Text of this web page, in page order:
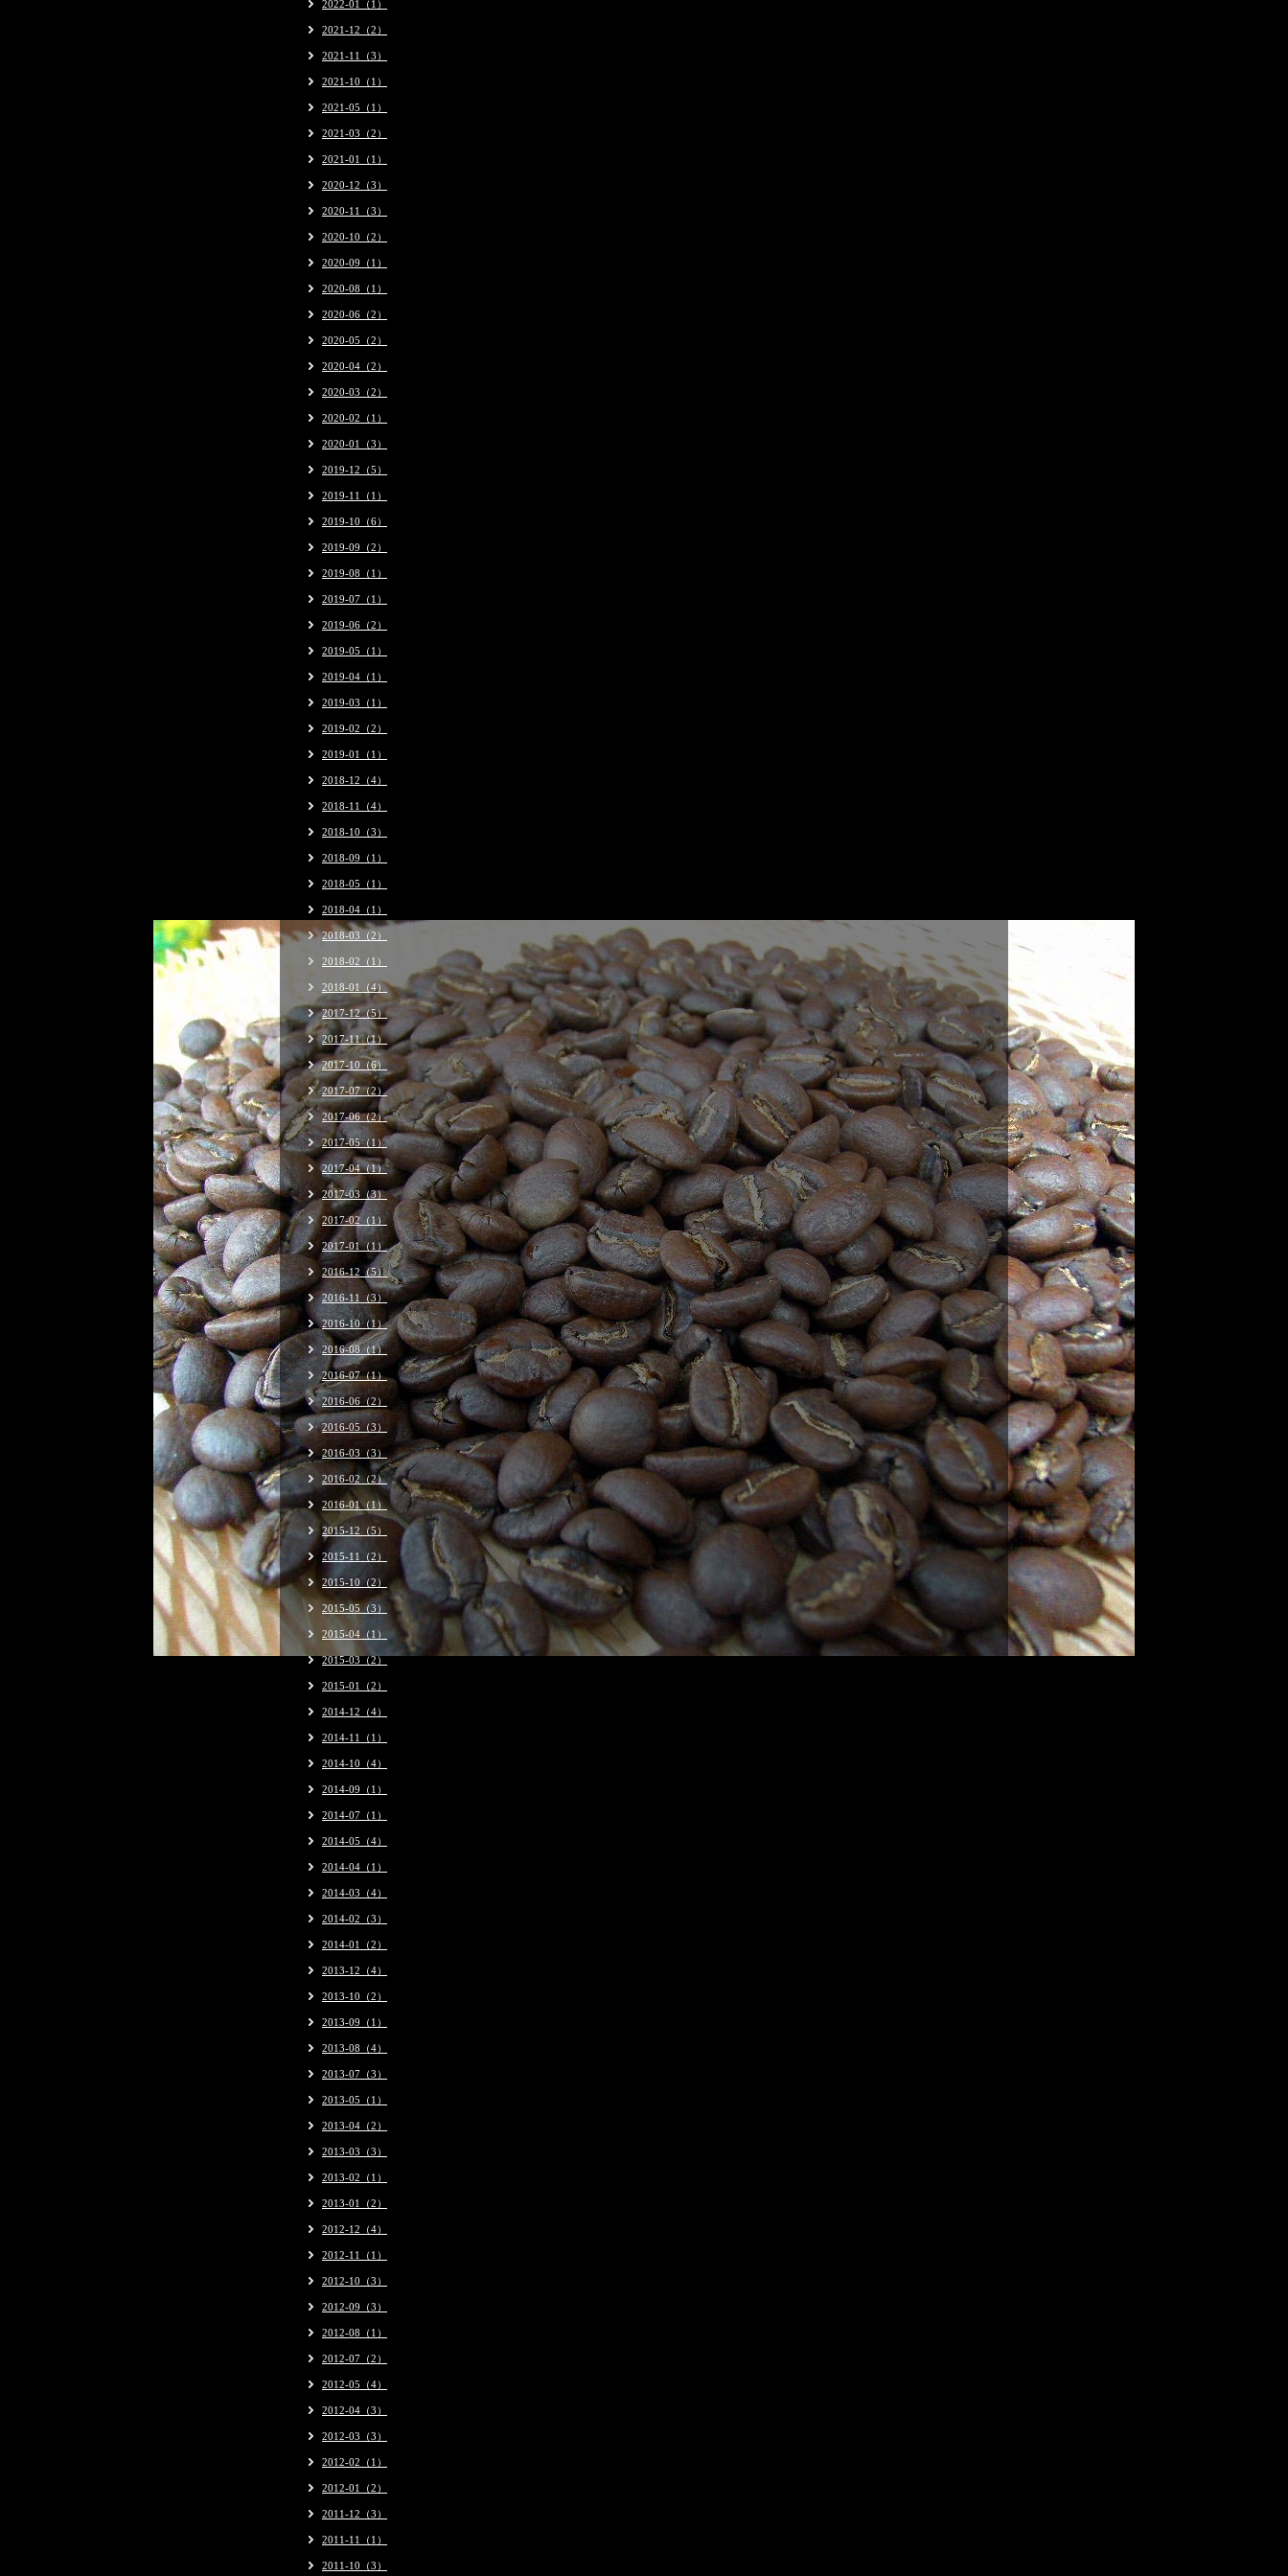
2022-01（1）
2021-12（2）
2021-11（3）
2021-10（1）
2021-05（1）
2021-03（2）
2021-01（1）
2020-12（3）
2020-11（3）
2020-10（2）
2020-09（1）
2020-08（1）
2020-06（2）
2020-05（2）
2020-04（2）
2020-03（2）
2020-02（1）
2020-01（3）
2019-12（5）
2019-11（1）
2019-10（6）
2019-09（2）
2019-08（1）
2019-07（1）
2019-06（2）
2019-05（1）
2019-04（1）
2019-03（1）
2019-02（2）
2019-01（1）
2018-12（4）
2018-11（4）
2018-10（3）
2018-09（1）
2018-05（1）
2018-04（1）
2018-03（2）
2018-02（1）
2018-01（4）
2017-12（5）
2017-11（1）
2017-10（6）
2017-07（2）
2017-06（2）
2017-05（1）
2017-04（1）
2017-03（3）
2017-02（1）
2017-01（1）
2016-12（5）
2016-11（3）
2016-10（1）
2016-08（1）
2016-07（1）
2016-06（2）
2016-05（3）
2016-03（3）
2016-02（2）
2016-01（1）
2015-12（5）
2015-11（2）
2015-10（2）
2015-05（3）
2015-04（1）
2015-03（2）
2015-01（2）
2014-12（4）
2014-11（1）
2014-10（4）
2014-09（1）
2014-07（1）
2014-05（4）
2014-04（1）
2014-03（4）
2014-02（3）
2014-01（2）
2013-12（4）
2013-10（2）
2013-09（1）
2013-08（4）
2013-07（3）
2013-05（1）
2013-04（2）
2013-03（3）
2013-02（1）
2013-01（2）
2012-12（4）
2012-11（1）
2012-10（3）
2012-09（3）
2012-08（1）
2012-07（2）
2012-05（4）
2012-04（3）
2012-03（3）
2012-02（1）
2012-01（2）
2011-12（3）
2011-11（1）
2011-10（3）